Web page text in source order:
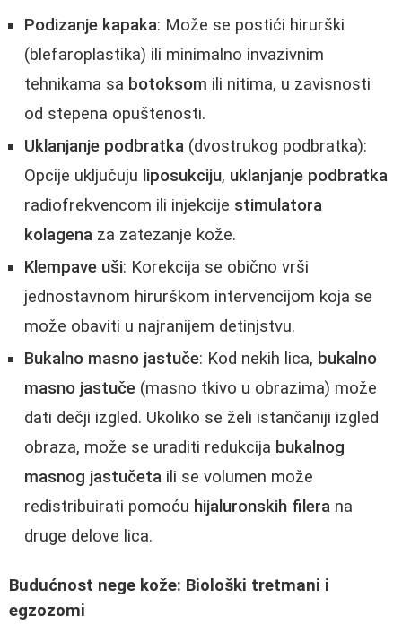
Podizanje kapaka: Može se postići hirurški
(blefaroplastika) ili minimalno invazivnim
tehnikama sa botoksom ili nitima, u zavisnosti
od stepena opuštenosti.
Uklanjanje podbratka (dvostrukog podbratka):
Opcije uključuju liposukciju, uklanjanje podbratka
radiofrekvencom ili injekcije stimulatora
kolagena za zatezanje kože.
Klempave uši: Korekcija se obično vrši
jednostavnom hirurškom intervencijom koja se
može obaviti u najranijem detinjstvu.
Bukalno masno jastuče: Kod nekih lica, bukalno
masno jastuče (masno tkivo u obrazima) može
dati dečji izgled. Ukoliko se želi istančaniji izgled
obraza, može se uraditi redukcija bukalnog
masnog jastučeta ili se volumen može
redistribuirati pomoću hijaluronskih filera na
druge delove lica.
Budućnost nege kože: Biološki tretmani i
egzozomi